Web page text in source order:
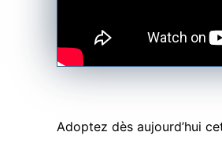
Adoptez dès aujourd’hui